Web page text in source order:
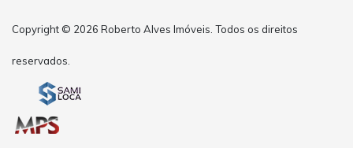
Copyright © 2026 Roberto Alves Imóveis. Todos os direitos
reservados.